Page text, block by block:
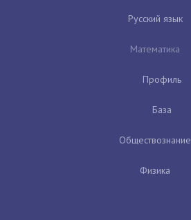
Русский язык
Математика
Профиль
База
Обществознание
Физика